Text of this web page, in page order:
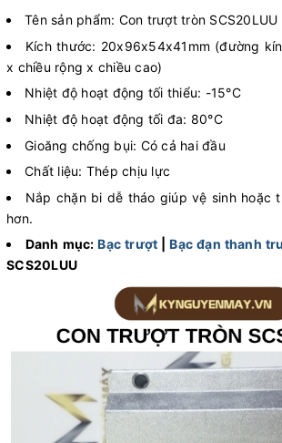
Tên sản phẩm: Con trượt tròn SCS20LUU
Kích thước: 20x96x54x41mm (đường
x chiều rộng x chiều cao)
Nhiệt độ hoạt động tối thiểu: -15°C
Nhiệt độ hoạt động tối đa: 80°C
Gioăng chống bụi: Có cả hai đầu
Chất liệu: Thép chịu lực
Nắp chặn bi dễ tháo giúp vệ sinh hoặc
hơn.
Danh mục:Bạc trượt |Bạc đạn thanh
SCS20LUU